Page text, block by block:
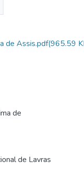
de Assis.pdf(965.59
de
de Lavras